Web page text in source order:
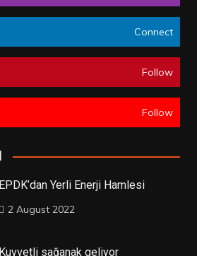
Connect
Follow
Follow
EPDK’dan Yerli Enerji Hamlesi
2 August 2022
Kuvvetli sağanak geliyor